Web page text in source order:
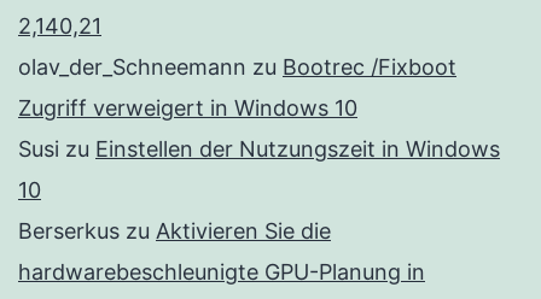
2,140,21
olav_der_Schneemann zu Bootrec /Fixboot
Zugriff verweigert in Windows 10
Susi zu Einstellen der Nutzungszeit in Windows
10
Berserkus zu Aktivieren Sie die
hardwarebeschleunigte GPU-Planung in